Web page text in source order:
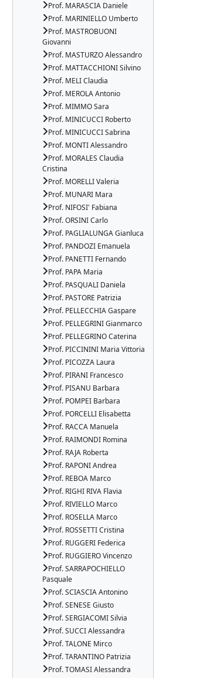
Prof. MARASCIA Daniele
Prof. MARINIELLO Umberto
Prof. MASTROBUONI
Giovanni
Prof. MASTURZO Alessandro
Prof. MATTACCHIONI Silvino
Prof. MELI Claudia
Prof. MEROLA Antonio
Prof. MIMMO Sara
Prof. MINICUCCI Roberto
Prof. MINICUCCI Sabrina
Prof. MONTI Alessandro
Prof. MORALES Claudia
Cristina
Prof. MORELLI Valeria
Prof. MUNARI Mara
Prof. NIFOSI' Fabiana
Prof. ORSINI Carlo
Prof. PAGLIALUNGA Gianluca
Prof. PANDOZI Emanuela
Prof. PANETTI Fernando
Prof. PAPA Maria
Prof. PASQUALI Daniela
Prof. PASTORE Patrizia
Prof. PELLECCHIA Gaspare
Prof. PELLEGRINI Gianmarco
Prof. PELLEGRINO Caterina
Prof. PICCININI Maria Vittoria
Prof. PICOZZA Laura
Prof. PIRANI Francesco
Prof. PISANU Barbara
Prof. POMPEI Barbara
Prof. PORCELLI Elisabetta
Prof. RACCA Manuela
Prof. RAIMONDI Romina
Prof. RAJA Roberta
Prof. RAPONI Andrea
Prof. REBOA Marco
Prof. RIGHI RIVA Flavia
Prof. RIVIELLO Marco
Prof. ROSELLA Marco
Prof. ROSSETTI Cristina
Prof. RUGGERI Federica
Prof. RUGGIERO Vincenzo
Prof. SARRAPOCHIELLO
Pasquale
Prof. SCIASCIA Antonino
Prof. SENESE Giusto
Prof. SERGIACOMI Silvia
Prof. SUCCI Alessandra
Prof. TALONE Mirco
Prof. TARANTINO Patrizia
Prof. TOMASI Alessandra